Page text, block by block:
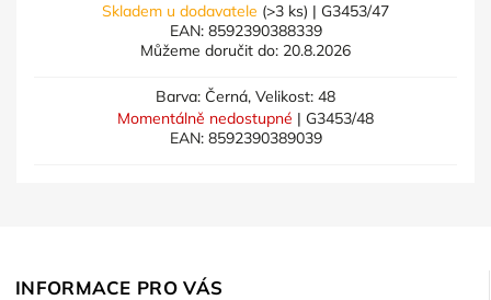
Skladem u dodavatele (>3 ks) | G3453/47
EAN: 8592390388339
Můžeme doručit do: 20.8.2026
Barva: Černá, Velikost: 48
Momentálně nedostupné | G3453/48
EAN: 8592390389039
INFORMACE PRO VÁS